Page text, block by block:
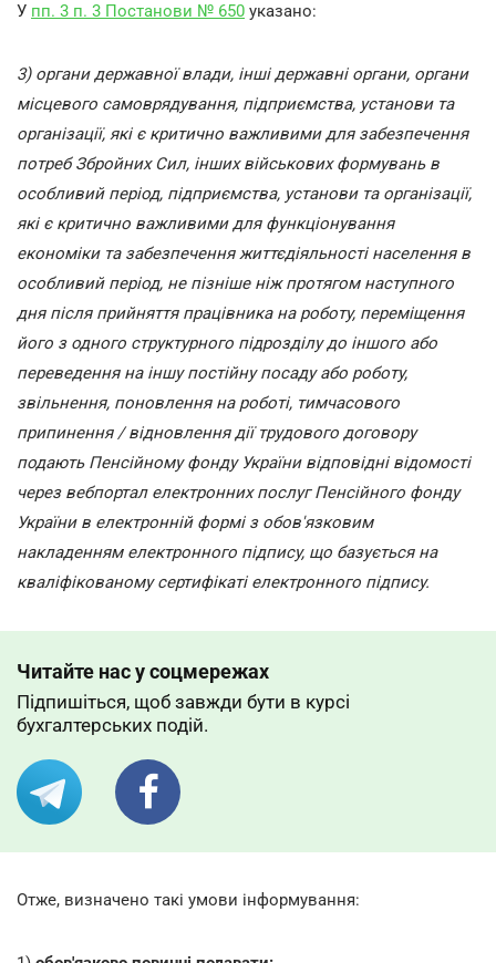
У пп. 3 п. 3 Постанови № 650 указано:
3) органи державної влади, інші державні органи, органи
місцевого самоврядування, підприємства, установи та
організації, які є критично важливими для забезпечення
потреб Збройних Сил, інших військових формувань в
особливий період, підприємства, установи та організації,
які є критично важливими для функціонування
економіки та забезпечення життєдіяльності населення в
особливий період, не пізніше ніж протягом наступного
дня після прийняття працівника на роботу, переміщення
його з одного структурного підрозділу до іншого або
переведення на іншу постійну посаду або роботу,
звільнення, поновлення на роботі, тимчасового
припинення / відновлення дії трудового договору
подають Пенсійному фонду України відповідні відомості
через вебпортал електронних послуг Пенсійного фонду
України в електронній формі з обов'язковим
накладенням електронного підпису, що базується на
кваліфікованому сертифікаті електронного підпису.
Читайте нас у соцмережах
Підпишіться, щоб завжди бути в курсі
бухгалтерських подій.
Отже, визначено такі умови інформування: